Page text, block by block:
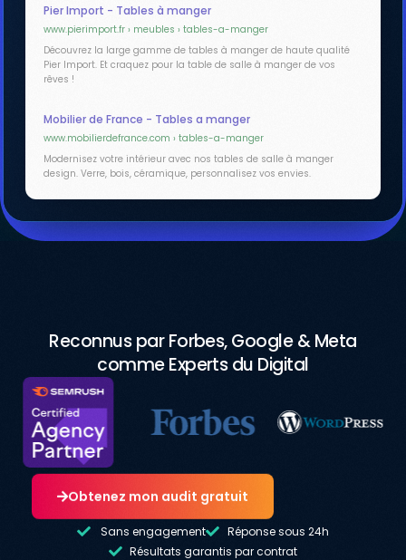
Pier Import - Tables à manger
www.pierimport.fr › meubles › tables-a-manger
Découvrez la large gamme de tables à manger de haute qualité
Pier Import. Et craquez pour la table de salle à manger de vos
rêves !
Mobilier de France - Tables a manger
www.mobilierdefrance.com › tables-a-manger
Modernisez votre intérieur avec nos tables de salle à manger
design. Verre, bois, céramique, personnalisez vos envies.
Reconnus par Forbes, Google & Meta
comme Experts du Digital
Obtenez mon audit gratuit
Sans engagement
Réponse sous 24h
Résultats garantis par contrat